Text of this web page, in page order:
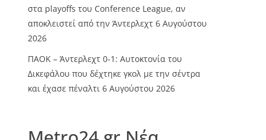
στα playoffs του Conference League, αν
αποκλειστεί από την Άντερλεχτ 6 Αυγούστου
2026
ΠΑΟΚ – Άντερλεχτ 0-1: Αυτοκτονία του
Δικεφάλου που δέχτηκε γκολ με την σέντρα
και έχασε πέναλτι 6 Αυγούστου 2026